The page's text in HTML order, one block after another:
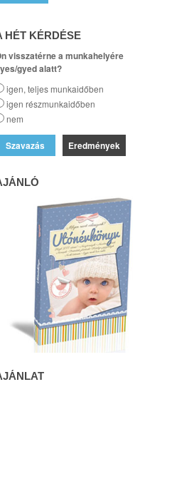
HÉT KÉRDÉSE
visszatérne a munkahelyére
gyed alatt?
igen, teljes munkaidőben
igen részmunkaidőben
nem
Eredmények